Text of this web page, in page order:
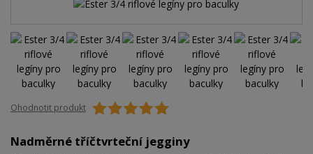
Ohodnotit produkt
Nadměrné tříčtvrteční jegginy